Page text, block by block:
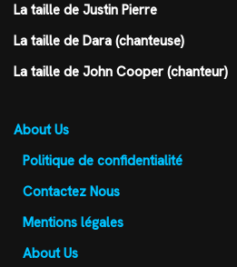
La taille de Justin Pierre
La taille de Dara (chanteuse)
La taille de John Cooper (chanteur)
About Us
Politique de confidentialité
Contactez Nous
Mentions légales
About Us